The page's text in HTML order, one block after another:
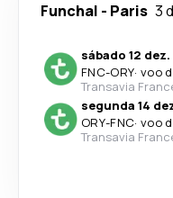
Funchal - Paris 3
sábado 12 dez.
FNC-ORY· voo
Transavia
segunda 14
ORY-FNC· voo
Transavia